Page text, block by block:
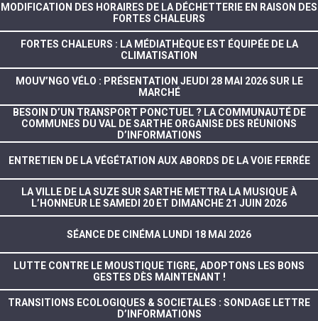
MODIFICATION DES HORAIRES DE LA DÉCHETTERIE EN RAISON DES
FORTES CHALEURS
FORTES CHALEURS : LA MÉDIATHÈQUE EST ÉQUIPÉE DE LA
CLIMATISATION
MOUV’NGO VÉLO : PRÉSENTATION JEUDI 28 MAI 2026 SUR LE
MARCHÉ
BESOIN D’UN TRANSPORT PONCTUEL ? LA COMMUNAUTÉ DE
COMMUNES DU VAL DE SARTHE ORGANISE DES RÉUNIONS
D’INFORMATIONS
ENTRETIEN DE LA VÉGÉTATION AUX ABORDS DE LA VOIE FERRÉE
LA VILLE DE LA SUZE SUR SARTHE METTRA LA MUSIQUE À
L’HONNEUR LE SAMEDI 20 ET DIMANCHE 21 JUIN 2026
SÉANCE DE CINÉMA LUNDI 18 MAI 2026
LUTTE CONTRE LE MOUSTIQUE TIGRE, ADOPTONS LES BONS
GESTES DÈS MAINTENANT !
TRANSITIONS ECOLOGIQUES & SOCIETALES : SONDAGE LETTRE
D’INFORMATIONS